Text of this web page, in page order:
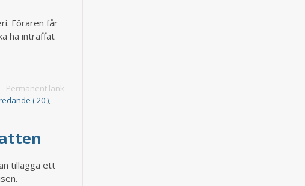
Föraren får
ha inträffat
Permanent länk
( 20 ),
tillägga ett